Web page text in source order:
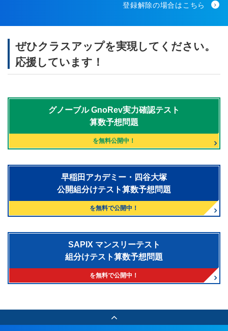
登録解除の場合はこちら
ぜひクラスアップを実現してください。
応援しています！
グノーブルGnoRev実力確認テスト
算数予想問題
を無料公開中！
早稲田アカデミー・四谷大塚
公開組分けテスト算数予想問題
を無料で公開中！
SAPIX マンスリーテスト
組分けテスト算数予想問題
を無料で公開中！